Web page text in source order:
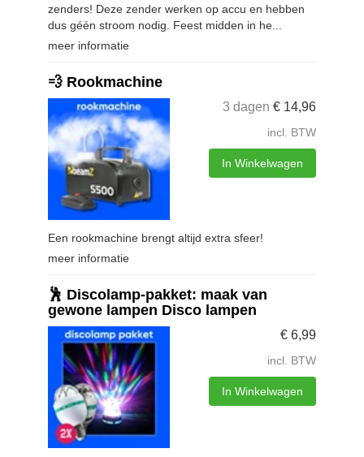
zenders! Deze zender werken op accu en hebben
dus géén stroom nodig. Feest midden in he...
meer informatie
💨 Rookmachine
3 dagen € 14,96
incl. BTW
In Winkelwagen
Een rookmachine brengt altijd extra sfeer!
meer informatie
🕺 Discolamp-pakket: maak van
gewone lampen Disco lampen
€ 6,99
incl. BTW
In Winkelwagen